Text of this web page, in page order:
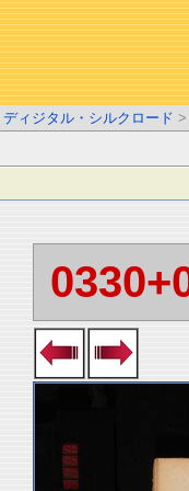
ディジタル・シルクロード >